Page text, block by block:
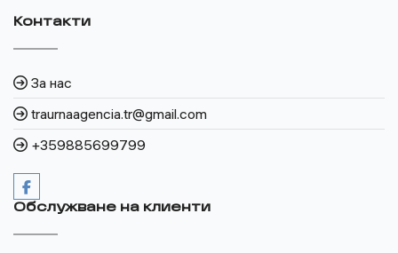
Контакти
За нас
traurnaagencia.tr@gmail.com
+359885699799
Обслужване на клиенти